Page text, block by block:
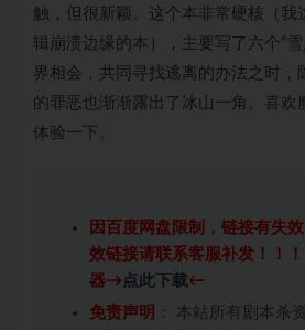
触，但很新颖。这个本非常硬核（我
辑崩溃边缘的本），主要写了六个“
界相会，共同寻找逃离的办法之时，
的罪恶也渐渐露出了冰山一角。喜欢
体验一下。
因百度网盘限制，链接有失
效链接请联系客服补发！！
器→ 点此下载←
免责声明 ： 本站所有剧本杀